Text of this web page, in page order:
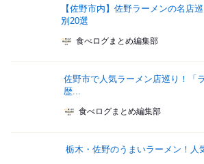
【佐野市内】佐野ラーメンの名店
別20選
食べログまとめ編集部
佐野市で人気ラーメン店巡り！「
歴...
食べログまとめ編集部
栃木・佐野のうまいラーメン！人